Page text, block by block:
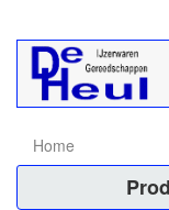
Home